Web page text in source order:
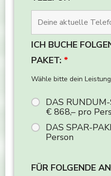
ICH BUCHE
PAKET: *
DAS
€ 868,– pro
DAS SPAR-
Person
Wähle bitte dein
FÜR FOLGENDE